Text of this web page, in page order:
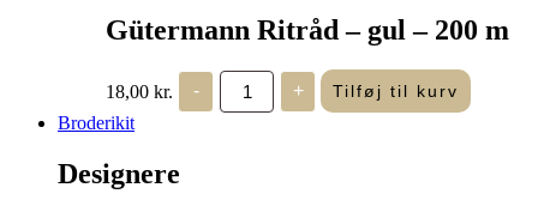
Gütermann Ritråd – gul – 200 m
18,00 kr. -
Gütermann
Ritråd
-
+ Tilføj til kurv
Broderikit
Designere